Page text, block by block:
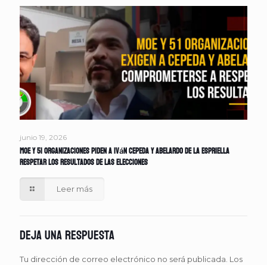
junio 19, 2026
MOE y 51 organizaciones piden a Iván Cepeda y Abelardo de la Espriella
respetar los resultados de las elecciones
Leer más
Deja una respuesta
Tu dirección de correo electrónico no será publicada. Los